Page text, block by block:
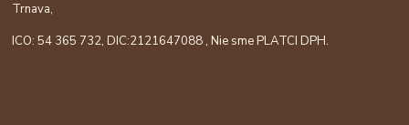
Trnava,
ICO: 54 365 732, DIC:2121647088 , Nie sme PLATCI DPH.